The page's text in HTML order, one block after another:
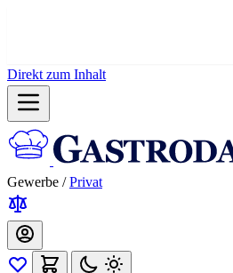
Direkt zum Inhalt
Gewerbe / Privat